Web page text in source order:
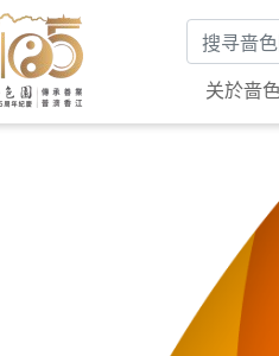
搜寻关键字
关於啬